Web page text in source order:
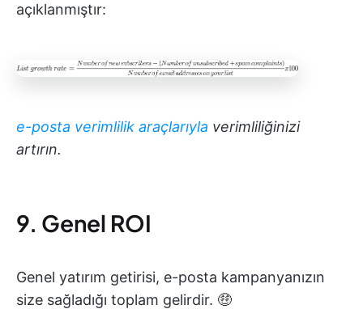
açıklanmıştır:
e-posta verimlilik araçlarıyla verimliliğinizi
artırın.
9. Genel ROI
Genel yatırım getirisi, e-posta kampanyanızın
size sağladığı toplam gelirdir. 🤑